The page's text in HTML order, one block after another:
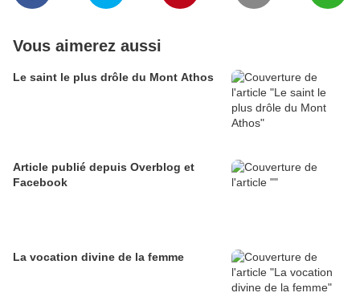
Vous aimerez aussi
Le saint le plus drôle du Mont Athos
Article publié depuis Overblog et
Facebook
La vocation divine de la femme